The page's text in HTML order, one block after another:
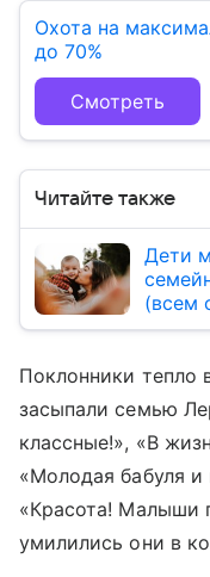
Охота на
до 70%
Смотреть
Читайте также
Дети
(всем
Поклонники тепло
засыпали семью
классные!», «В
«Молодая бабуля и
«Красота! Малыши
умилились они в